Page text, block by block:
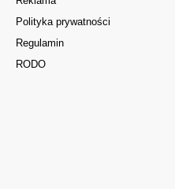
Polityka prywatności
Regulamin
RODO